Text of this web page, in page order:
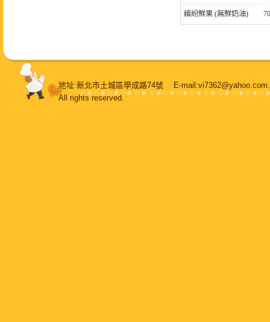
繽紛鮮果 (無鮮奶油)
地址:新北市土城區學成路74號 E-
All rights reserved.